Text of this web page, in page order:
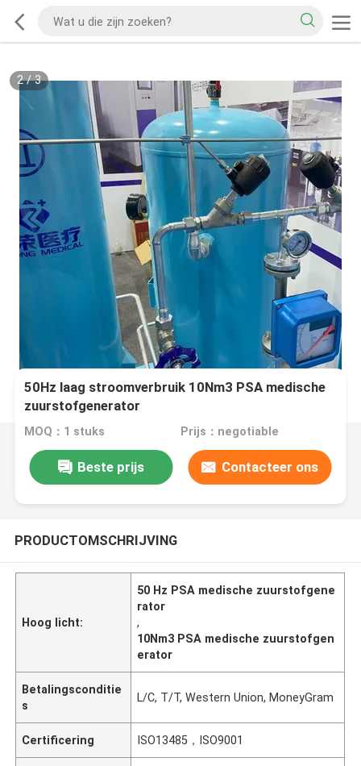
2/3
50Hz laag stroomverbruik 10Nm3 PSA medische
zuurstofgenerator
MOQ：1 stuks Prijs：negotiable
Beste prijs Contacteer ons
PRODUCTOMSCHRIJVING
Hoog licht:
50 Hz PSA medische zuurstofgene
rator
,
10Nm3 PSA medische zuurstofgen
erator
Betalingsconditie
s
L/C, T/T, Western Union, MoneyGram
Certificering ISO13485，ISO9001